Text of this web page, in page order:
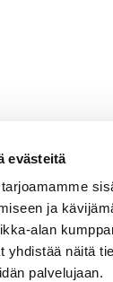
evästeitä
ja
alan
yhdistää näitä
palvelujaan.